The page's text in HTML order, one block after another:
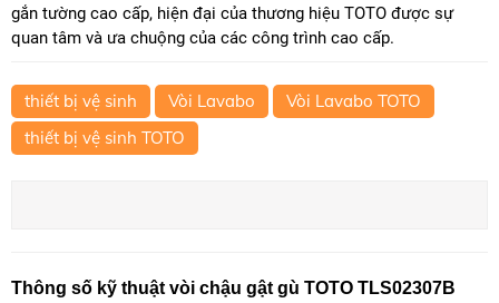
gắn tường cao cấp, hiện đại của thương hiệu TOTO được sự
quan tâm và ưa chuộng của các công trình cao cấp.
thiết bị vệ sinh Vòi Lavabo
Vòi Lavabo TOTO
thiết bị vệ sinh TOTO
Thông số kỹ thuật vòi chậu gật gù TOTO TLS02307B